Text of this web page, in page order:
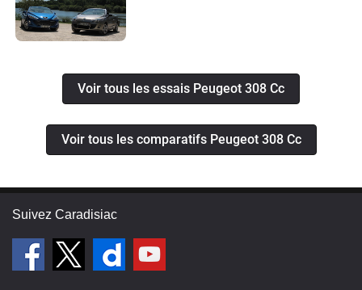
Voir tous les essais Peugeot 308 Cc
Voir tous les comparatifs Peugeot 308 Cc
Suivez Caradisiac